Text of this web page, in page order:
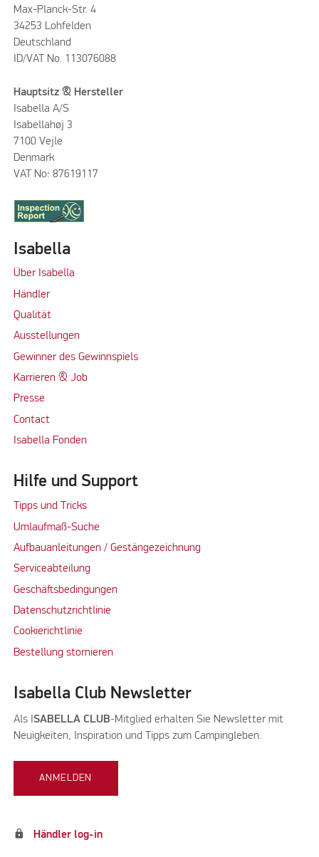
Max-Planck-Str. 4
34253 Lohfelden
Deutschland
ID/VAT No. 113076088
Hauptsitz & Hersteller
Isabella A/S
Isabellahøj 3
7100 Vejle
Denmark
VAT No: 87619117
Isabella
Über Isabella
Händler
Qualität
Ausstellungen
Gewinner des Gewinnspiels
Karrieren & Job
Presse
Contact
Isabella Fonden
Hilfe und Support
Tipps und Tricks
Umlaufmaß-Suche
Aufbauanleitungen / Gestängezeichnung
Serviceabteilung
Geschäftsbedingungen
Datenschutzrichtlinie
Cookierichtlinie
Bestellung stornieren
Isabella Club Newsletter
Als I SABELLA CLUB-Mitglied erhalten Sie Newsletter mit
Neuigkeiten, Inspiration und Tipps zum Campingleben.
ANMELDEN
lock Händler log-in